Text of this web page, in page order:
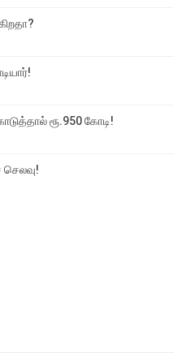
ரூ.950 கோடி!